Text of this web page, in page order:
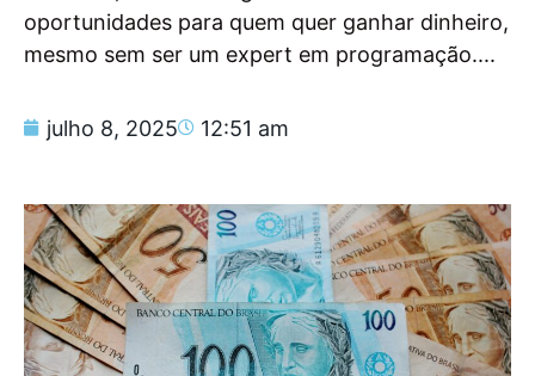
oportunidades para quem quer ganhar dinheiro,
mesmo sem ser um expert em programação....
julho 8, 2025 12:51 am